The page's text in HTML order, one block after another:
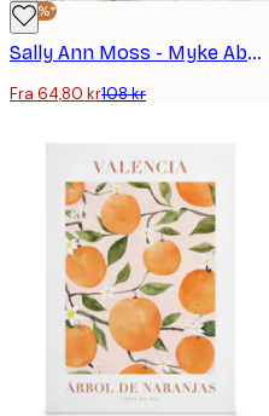
-40%*
Sally Ann Moss - Myke Abstrakte Blomster Plakat
Fra 64,80 kr108 kr